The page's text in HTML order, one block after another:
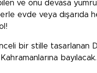
ve onu devasa
evde veya dışarıda
bir stille tasarlanan
bayılacak.